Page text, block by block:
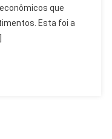
que
Esta foi a